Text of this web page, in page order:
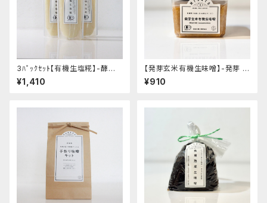
3ﾊﾟｯｸｾｯﾄ【有機生塩糀】-酵素
を活かせる粒すり生タイプ！- "2
00g" │オーガニック 発酵食品
¥1,410
【発芽玄米有機生味噌】-発芽 有
機玄米使用・減塩白味噌タイプ-
"カップ入り400g"│オーガニッ
¥910